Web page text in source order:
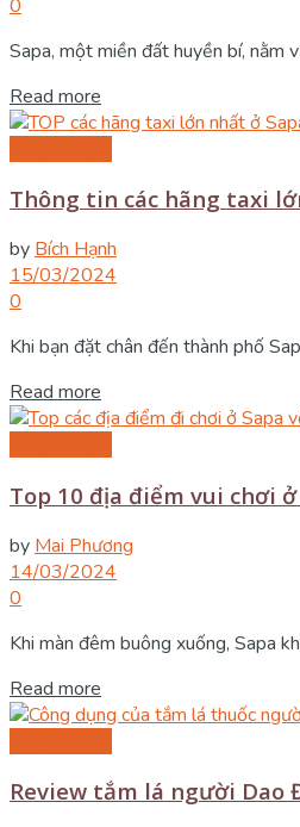
0
Sapa, một miền đất huyền bí, nằm
Read more
Thông tin các hãng taxi
by Bích Hạnh
15/03/2024
0
Khi bạn đặt chân đến thành phố
Read more
Top 10 địa điểm vui chơi
by Mai Phương
14/03/2024
0
Khi màn đêm buông xuống, Sapa
Read more
Review tắm lá người Dao